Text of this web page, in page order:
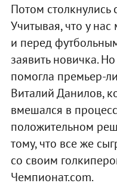
Потом
Учитывая, что у
и перед
заявить новичка.
помогла премьер-
Виталий Данилов,
вмешался в
положительном
тому, что все же
со своим
Чемпионат.соm.